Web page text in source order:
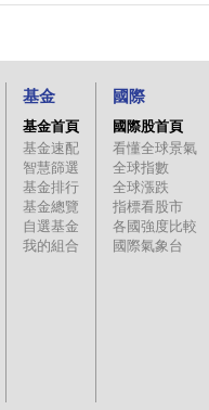
基金
基金首頁
基金速配
智慧篩選
基金排行
基金總覽
自選基金
我的組合
國際
國際股首頁
看懂全球景氣
全球指數
全球漲跌
指標看股市
各國強度比較
國際氣象台